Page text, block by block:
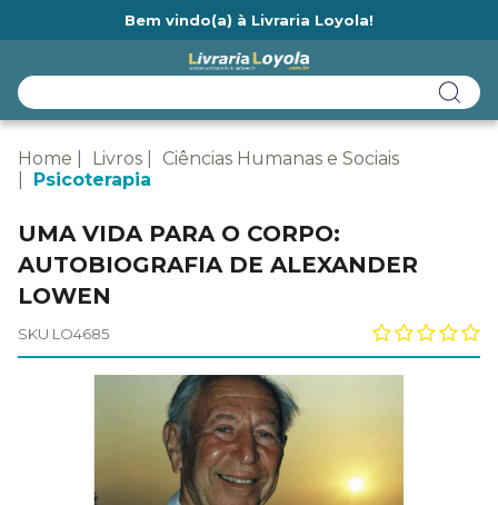
Bem vindo(a) à Livraria Loyola!
Home Livros
Ciências Humanas e Sociais
Psicoterapia
UMA VIDA PARA O CORPO:
AUTOBIOGRAFIA DE ALEXANDER
LOWEN
SKU LO4685